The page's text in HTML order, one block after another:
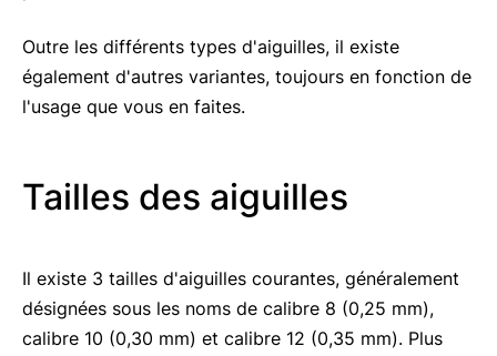
Outre les différents types d'aiguilles, il existe
également d'autres variantes, toujours en fonction de
l'usage que vous en faites.
Tailles des aiguilles
Il existe 3 tailles d'aiguilles courantes, généralement
désignées sous les noms de calibre 8 (0,25 mm),
calibre 10 (0,30 mm) et calibre 12 (0,35 mm). Plus